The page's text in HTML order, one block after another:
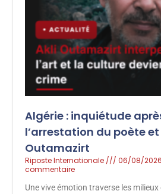
Algérie : inquiétude
l’arrestation du poète
Outamazirt
Riposte Internationale 06/08/2026
commentaire
Une vive émotion traverse les